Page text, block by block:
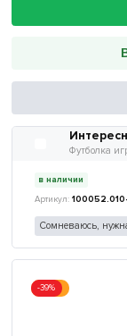
Футболка
в наличии
Сомневаюсь,
Акция
-39%